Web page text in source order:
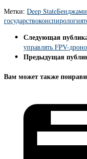
Метки: Deep State
государствоконспирология
Следующая
управлять FPV-
Предыдущая
Вам может также